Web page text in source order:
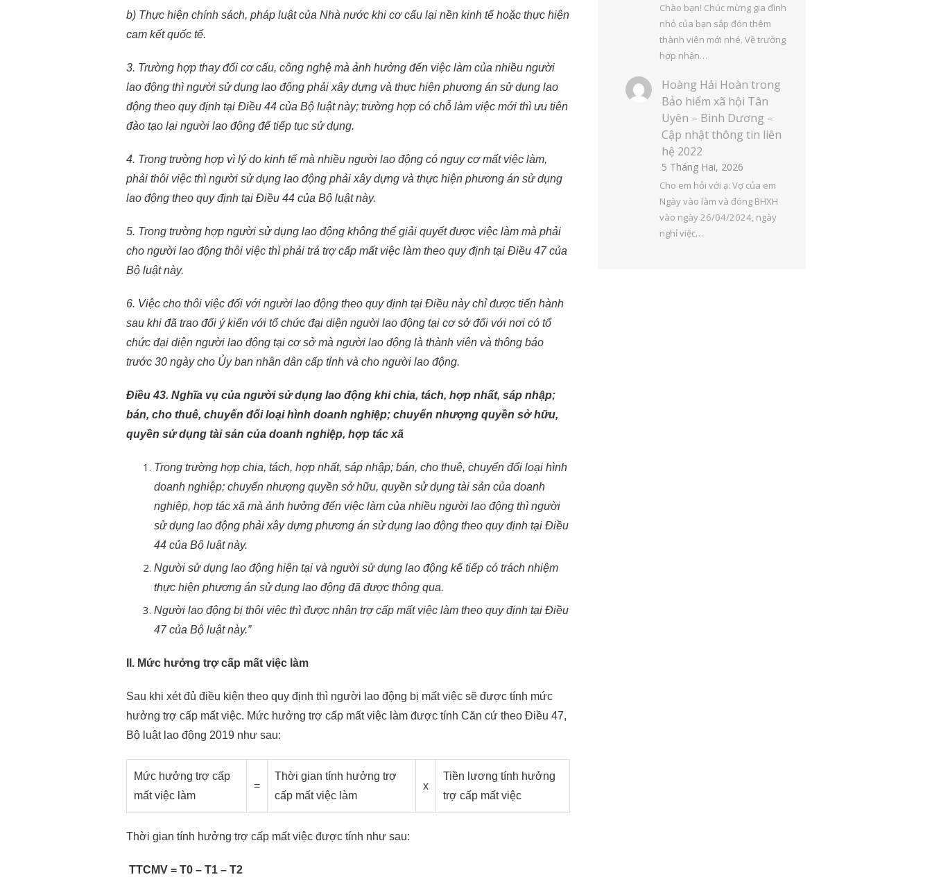
b) Thực hiện chính sách, pháp luật của Nhà nước khi cơ cấu lại nền kinh tế hoặc thực hiện
cam kết quốc tế.
3. Trường hợp thay đổi cơ cấu, công nghệ mà ảnh hưởng đến việc làm của nhiều người
lao động thì người sử dụng lao động phải xây dựng và thực hiện phương án sử dụng lao
động theo quy định tại Điều 44 của Bộ luật này; trường hợp có chỗ làm việc mới thì ưu tiên
đào tạo lại người lao động để tiếp tục sử dụng.
4. Trong trường hợp vì lý do kinh tế mà nhiều người lao động có nguy cơ mất việc làm,
phải thôi việc thì người sử dụng lao động phải xây dựng và thực hiện phương án sử dụng
lao động theo quy định tại Điều 44 của Bộ luật này.
5. Trong trường hợp người sử dụng lao động không thể giải quyết được việc làm mà phải
cho người lao động thôi việc thì phải trả trợ cấp mất việc làm theo quy định tại Điều 47 của
Bộ luật này.
6. Việc cho thôi việc đối với người lao động theo quy định tại Điều này chỉ được tiến hành
sau khi đã trao đổi ý kiến với tổ chức đại diện người lao động tại cơ sở đối với nơi có tổ
chức đại diện người lao động tại cơ sở mà người lao động là thành viên và thông báo
trước 30 ngày cho Ủy ban nhân dân cấp tỉnh và cho người lao động.
Điều 43. Nghĩa vụ của người sử dụng lao động khi chia, tách, hợp nhất, sáp nhập;
bán, cho thuê, chuyển đổi loại hình doanh nghiệp; chuyển nhượng quyền sở hữu,
quyền sử dụng tài sản của doanh nghiệp, hợp tác xã
Trong trường hợp chia, tách, hợp nhất, sáp nhập; bán, cho thuê, chuyển đổi loại hình
doanh nghiệp; chuyển nhượng quyền sở hữu, quyền sử dụng tài sản của doanh
nghiệp, hợp tác xã mà ảnh hưởng đến việc làm của nhiều người lao động thì người
sử dụng lao động phải xây dựng phương án sử dụng lao động theo quy định tại Điều
44 của Bộ luật này.
Người sử dụng lao động hiện tại và người sử dụng lao động kế tiếp có trách nhiệm
thực hiện phương án sử dụng lao động đã được thông qua.
Người lao động bị thôi việc thì được nhận trợ cấp mất việc làm theo quy định tại Điều
47 của Bộ luật này.”
II. Mức hưởng trợ cấp mất việc làm
Sau khi xét đủ điều kiện theo quy định thì người lao động bị mất việc sẽ được tính mức
hưởng trợ cấp mất việc. Mức hưởng trợ cấp mất việc làm được tính Căn cứ theo Điều 47,
Bộ luật lao động 2019 như sau:
Mức hưởng trợ cấp
mất việc làm
=
Thời gian tính hưởng trợ
cấp mất việc làm
x
Tiền lương tính hưởng
trợ cấp mất việc
Thời gian tính hưởng trợ cấp mất việc được tính như sau:
TTCMV = T0 – T1 – T2
Chào bạn! Chúc mừng gia đình
nhỏ của bạn sắp đón thêm
thành viên mới nhé. Về trường
hợp nhận…
Hoàng Hải Hoàn trong
Bảo hiểm xã hội Tân
Uyên – Bình Dương –
Cập nhật thông tin liên
hệ 2022
5 Tháng Hai, 2026
Cho em hỏi với ạ: Vợ của em
Ngày vào làm và đóng BHXH
vào ngày 26/04/2024, ngày
nghỉ việc…